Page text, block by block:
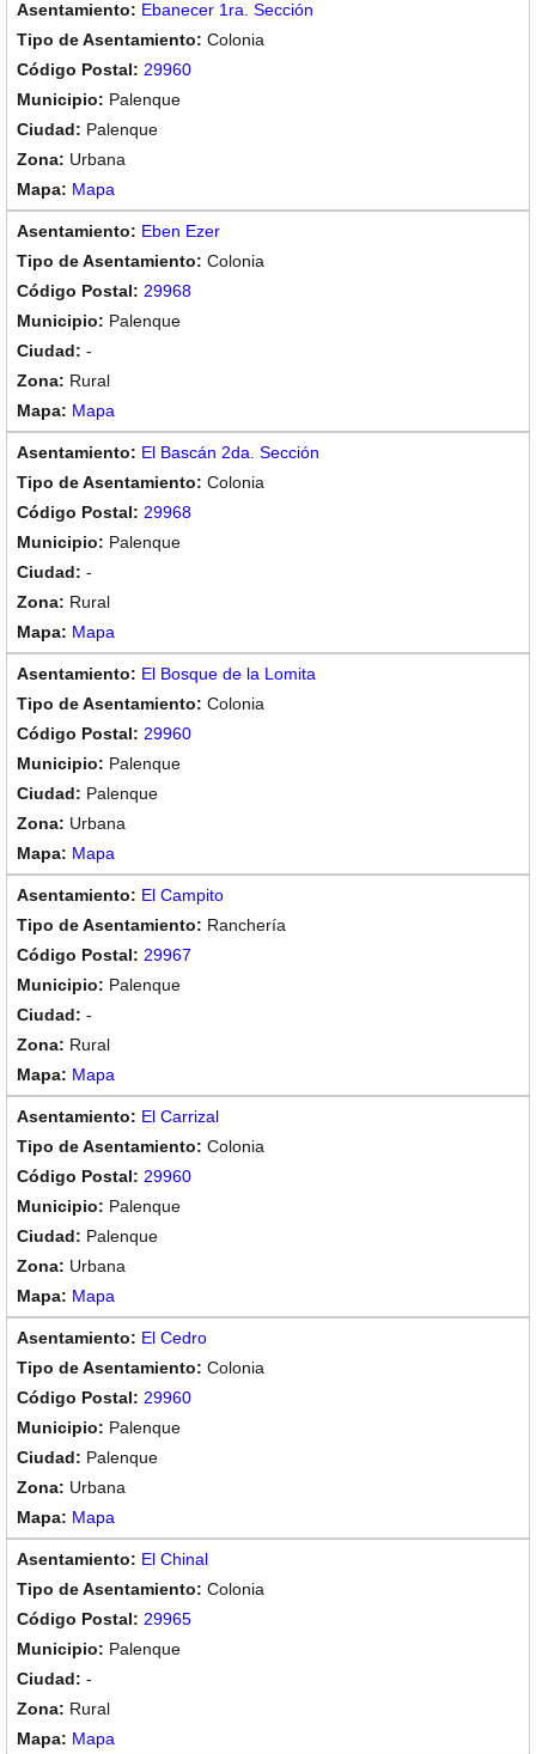
Ebanecer 1ra. Sección
Colonia
29960
Palenque
Palenque
Urbana
Mapa
Eben Ezer
Colonia
29968
Palenque
-
Rural
Mapa
El Bascán 2da. Sección
Colonia
29968
Palenque
-
Rural
Mapa
El Bosque de la Lomita
Colonia
29960
Palenque
Palenque
Urbana
Mapa
El Campito
Ranchería
29967
Palenque
-
Rural
Mapa
El Carrizal
Colonia
29960
Palenque
Palenque
Urbana
Mapa
El Cedro
Colonia
29960
Palenque
Palenque
Urbana
Mapa
El Chinal
Colonia
29965
Palenque
-
Rural
Mapa